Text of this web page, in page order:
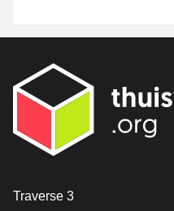
[_General:Contact]
Traverse 3